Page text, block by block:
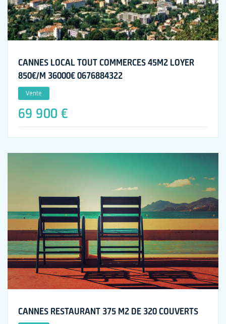
CANNES LOCAL TOUT COMMERCES 45M2 LOYER
850€/M 36000€ 0676884322
Vente
69 900 €
CANNES RESTAURANT 375 M2 DE 320 COUVERTS